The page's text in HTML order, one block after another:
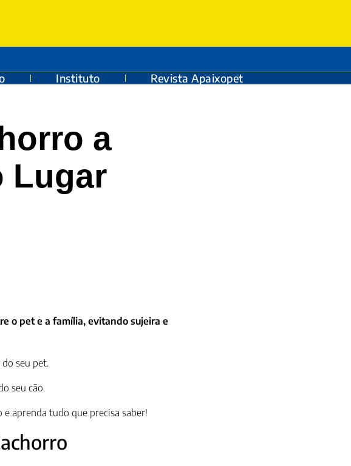
Instituto Revista Apaixopet
a
Lugar
o pet e a família, evitando sujeira e
seu pet.
seu cão.
aprenda tudo que precisa saber!